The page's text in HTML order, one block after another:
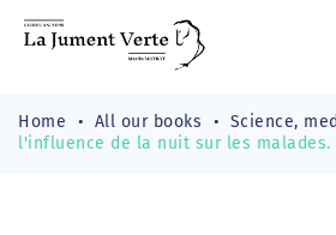
Home All our books Science,
l'influence de la nuit sur les malades.